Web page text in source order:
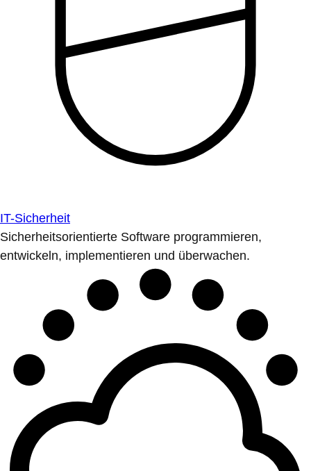
IT-Sicherheit
Sicherheitsorientierte Software programmieren,
entwickeln, implementieren und überwachen.